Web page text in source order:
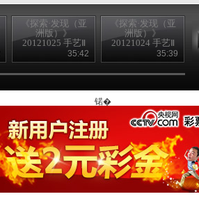
《探索·发现（亚
洲版）》
20121025 手艺Ⅱ
—— 毛猴百态
35:42
《探索·发现（亚
洲版）》
20121024 手艺Ⅱ
——湖笔生花
35:39
锘�